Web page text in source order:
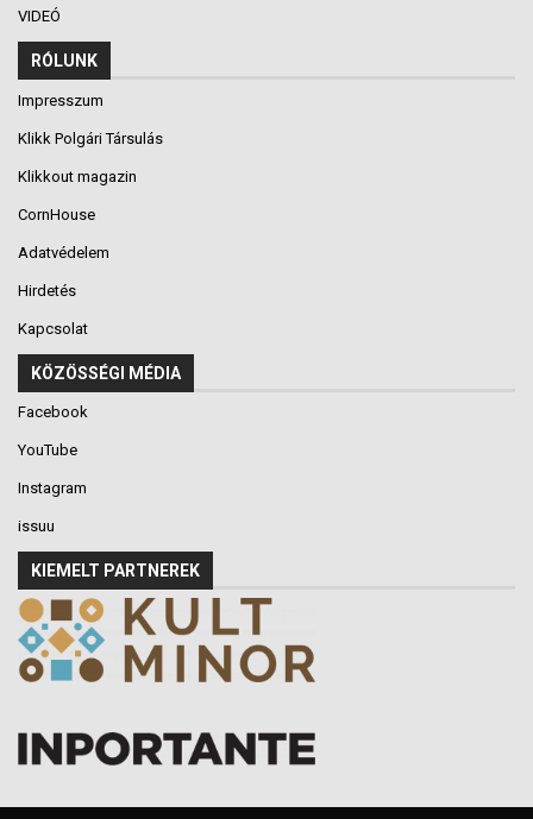
VIDEÓ
RÓLUNK
Impresszum
Klikk Polgári Társulás
Klikkout magazin
CornHouse
Adatvédelem
Hirdetés
Kapcsolat
KÖZÖSSÉGI MÉDIA
Facebook
YouTube
Instagram
issuu
KIEMELT PARTNEREK